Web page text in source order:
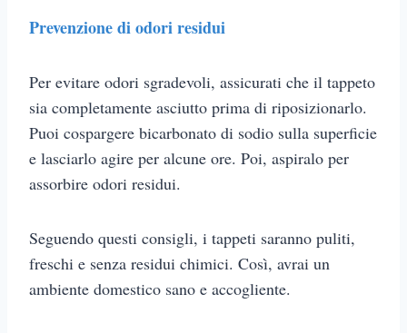
Prevenzione di odori residui
Per evitare odori sgradevoli, assicurati che il tappeto
sia completamente asciutto prima di riposizionarlo.
Puoi cospargere bicarbonato di sodio sulla superficie
e lasciarlo agire per alcune ore. Poi, aspiralo per
assorbire odori residui.
Seguendo questi consigli, i tappeti saranno puliti,
freschi e senza residui chimici. Così, avrai un
ambiente domestico sano e accogliente.